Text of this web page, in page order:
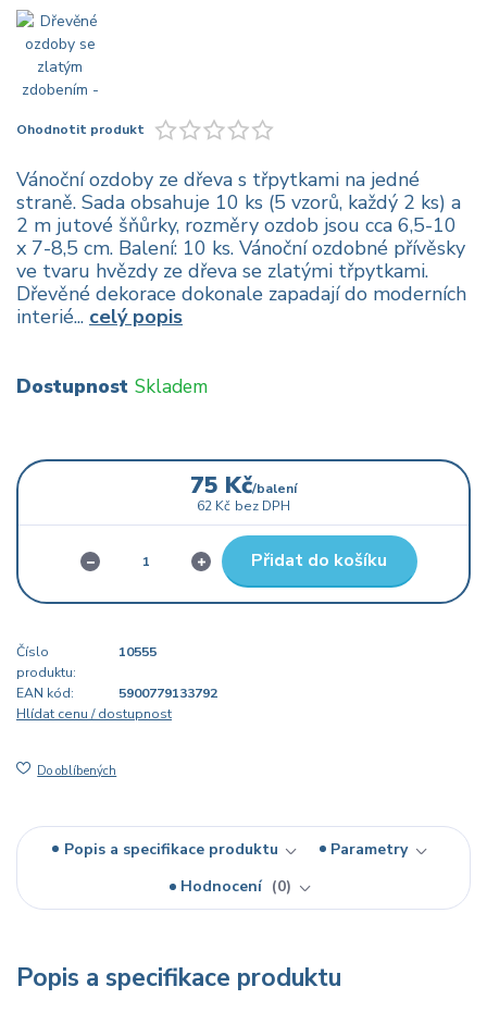
Ohodnotit produkt
Vánoční ozdoby ze dřeva s třpytkami na jedné
straně. Sada obsahuje 10 ks (5 vzorů, každý 2 ks) a
2 m jutové šňůrky, rozměry ozdob jsou cca 6,5-10
x 7-8,5 cm. Balení: 10 ks. Vánoční ozdobné přívěsky
ve tvaru hvězdy ze dřeva se zlatými třpytkami.
Dřevěné dekorace dokonale zapadají do moderních
interié... celý popis
Dostupnost Skladem
75 Kč/balení
62 Kč bez DPH
Přidat do košíku
Číslo
produktu:
10555
EAN kód:
5900779133792
Hlídat cenu / dostupnost
Do oblíbených
Popis a specifikace produktu
Parametry
Hodnocení
0
Popis a specifikace produktu